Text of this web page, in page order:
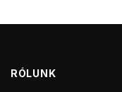
RÓLUNK